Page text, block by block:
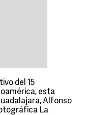
del 15
esta
Alfonso
La